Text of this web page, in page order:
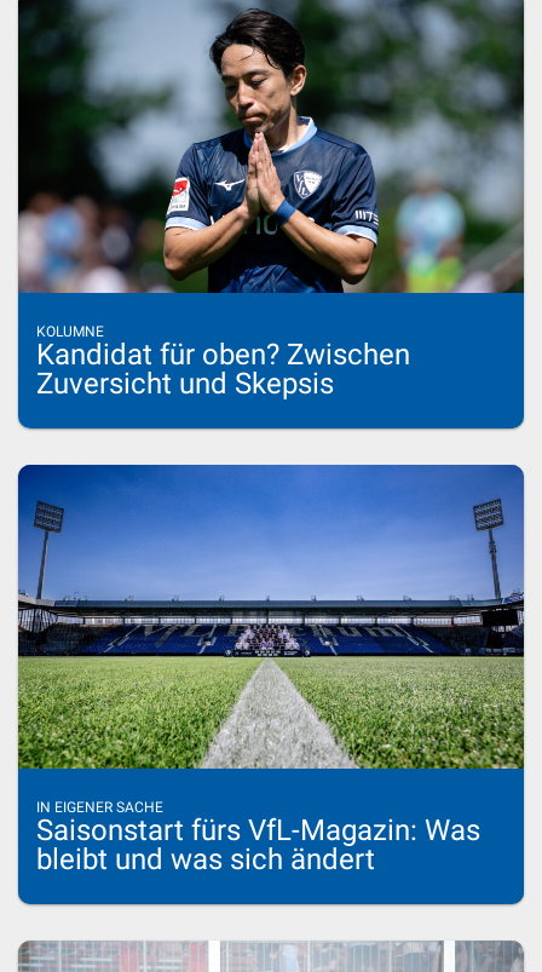
KOLUMNE
Kandidat für oben? Zwischen
Zuversicht und Skepsis
IN EIGENER SACHE
Saisonstart fürs VfL-Magazin: Was
bleibt und was sich ändert